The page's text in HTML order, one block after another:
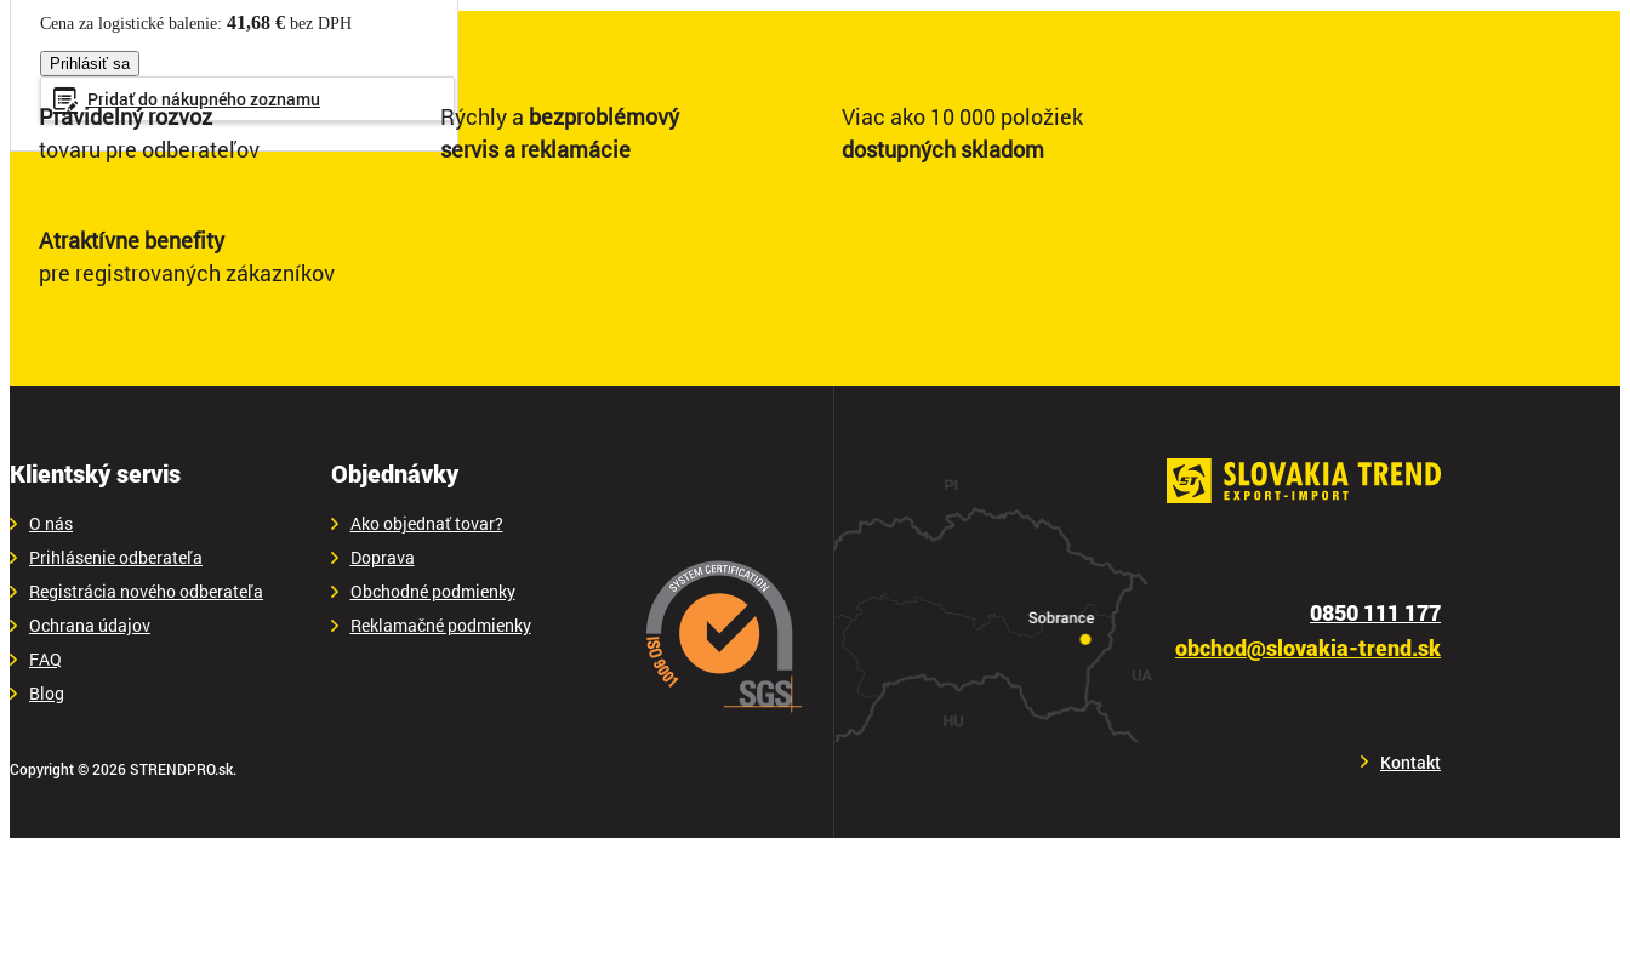
Cena za logistické balenie: 41,68 € bez DPH
Prihlásiť sa
Pridať donákupnéhozoznamu
Pravidelný rozvoz
tovaru pre odberateľov
Rýchly a bezproblémový
servis a reklamácie
Viac ako 10 000 položiek
dostupných skladom
Atraktívne benefity
pre registrovaných zákazníkov
Klientský servis
O nás
Prihlásenie odberateľa
Registrácia nového odberateľa
Ochrana údajov
FAQ
Blog
Objednávky
Ako objednať tovar?
Doprava
Obchodné podmienky
Reklamačné podmienky
Copyright © 2026 STRENDPRO.sk.
0850 111 177
obchod@slovakia-trend.sk
Kontakt